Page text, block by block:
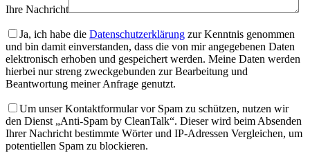
Ihre Nachricht
Ja, ich habe die Datenschutzerklärung zur Kenntnis genommen
und bin damit einverstanden, dass die von mir angegebenen Daten
elektronisch erhoben und gespeichert werden. Meine Daten werden
hierbei nur streng zweckgebunden zur Bearbeitung und
Beantwortung meiner Anfrage genutzt.
Um unser Kontaktformular vor Spam zu schützen, nutzen wir
den Dienst „Anti-Spam by CleanTalk“. Dieser wird beim Absenden
Ihrer Nachricht bestimmte Wörter und IP-Adressen Vergleichen, um
potentiellen Spam zu blockieren.